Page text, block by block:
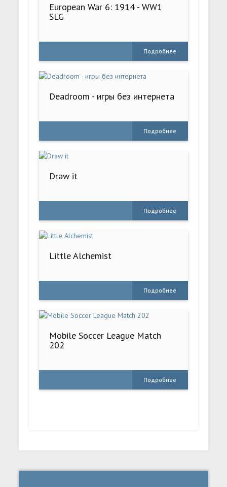
European War 6: 1914 - WW1
SLG
Подробнее
Deadroom - игры без интернета
Подробнее
Draw it
Подробнее
Little Alchemist
Подробнее
Mobile Soccer League Match
202
Подробнее